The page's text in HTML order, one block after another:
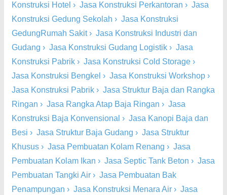
Konstruksi Hotel › Jasa Konstruksi Perkantoran › Jasa
Konstruksi Gedung Sekolah › Jasa Konstruksi
GedungRumah Sakit› Jasa Konstruksi Industri dan
Gudang › Jasa Konstruksi Gudang Logistik › Jasa
Konstruksi Pabrik › Jasa Konstruksi Cold Storage ›
Jasa Konstruksi Bengkel › Jasa Konstruksi Workshop ›
Jasa Konstruksi Pabrik › Jasa Struktur Baja dan Rangka
Ringan › Jasa Rangka Atap Baja Ringan › Jasa
Konstruksi Baja Konvensional › Jasa Kanopi Baja dan
Besi › Jasa Struktur Baja Gudang › Jasa Struktur
Khusus › Jasa Pembuatan Kolam Renang › Jasa
Pembuatan Kolam Ikan › Jasa Septic Tank Beton › Jasa
Pembuatan Tangki Air › Jasa Pembuatan Bak
Penampungan › Jasa Konstruksi Menara Air › Jasa